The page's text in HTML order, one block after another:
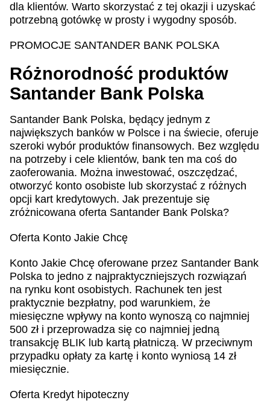
dla klientów. Warto skorzystać z tej okazji i uzyskać
potrzebną gotówkę w prosty i wygodny sposób.
PROMOCJE SANTANDER BANK POLSKA
Różnorodność produktów
Santander Bank Polska
Santander Bank Polska, będący jednym z
największych banków w Polsce i na świecie, oferuje
szeroki wybór produktów finansowych. Bez względu
na potrzeby i cele klientów, bank ten ma coś do
zaoferowania. Można inwestować, oszczędzać,
otworzyć konto osobiste lub skorzystać z różnych
opcji kart kredytowych. Jak prezentuje się
zróżnicowana oferta Santander Bank Polska?
Oferta Konto Jakie Chcę
Konto Jakie Chcę oferowane przez Santander Bank
Polska to jedno z najpraktyczniejszych rozwiązań
na rynku kont osobistych. Rachunek ten jest
praktycznie bezpłatny, pod warunkiem, że
miesięczne wpływy na konto wynoszą co najmniej
500 zł i przeprowadza się co najmniej jedną
transakcję BLIK lub kartą płatniczą. W przeciwnym
przypadku opłaty za kartę i konto wyniosą 14 zł
miesięcznie.
Oferta Kredyt hipoteczny